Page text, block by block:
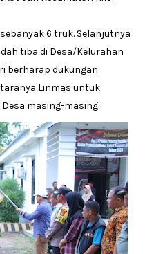
6 truk. Selanjutnya
tiba di Desa/Kelurahan
berharap dukungan
Linmas untuk
masing-masing.